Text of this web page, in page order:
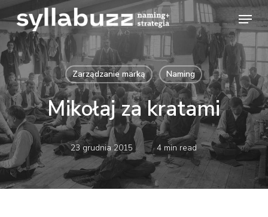
Skip
to
main
content
Menu
Zarządzanie marką Naming
Mikołaj za kratami
23 grudnia 2015 4 min read